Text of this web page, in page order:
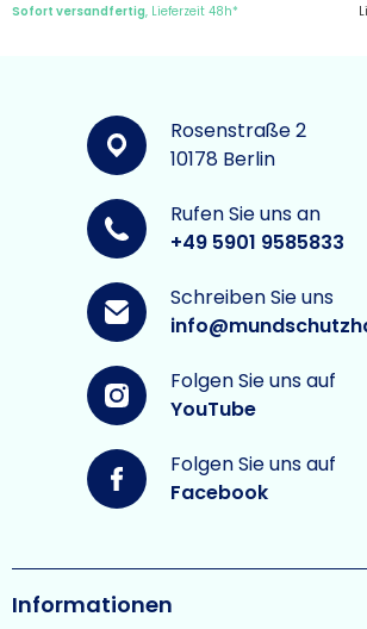
Sofort versandfertig, Lieferzeit 48h*
Rosenstraße 2
10178 Berlin
Rufen Sie uns an
+49 5901 9585833
Schreiben Sie uns
Folgen Sie uns auf
YouTube
Folgen Sie uns auf
Facebook
Informationen